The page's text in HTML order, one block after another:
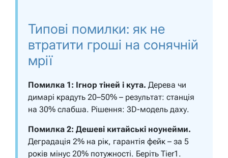
Типові помилки: як не
втратити гроші на сонячній
мрії
Помилка 1: Ігнор тіней і кута. Дерева чи
димарі крадуть 20–50% – результат: станція
на 30% слабша. Рішення: 3D-модель даху.
Помилка 2: Дешеві китайські ноунейми.
Деградація 2% на рік, гарантія фейк – за 5
років мінус 20% потужності. Беріть Tier1.